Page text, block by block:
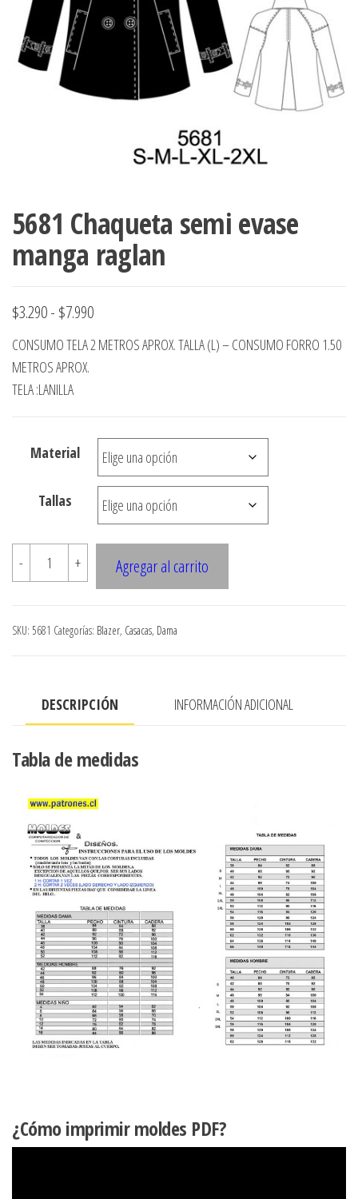
accumark ,
pdf , Moldes
Gerber ,
Graduaciones,
Ploteo y
Digitalización
accumark,
Moldes en
pdf, Moldes
Gerber,
Santiago-
5681 Chaqueta semi evase
manga raglan
$3.290- $7.990Rango
de
hasta
$7.990
CONSUMO TELA 2 METROS APROX. TALLA (L) – CONSUMO FORRO 1.50
METROS APROX.
TELA :LANILLA
Material
Tallas
-
5681
+ Agregar al carrito
SKU: 5681 Categorías: Blazer, Casacas, Dama
DESCRIPCIÓN INFORMACIÓN ADICIONAL
Tabla de medidas
¿Cómo imprimir moldes PDF?